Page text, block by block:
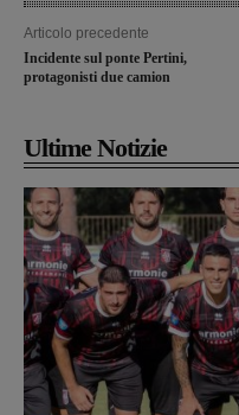
Articolo precedente
Incidente sul ponte Pertini,
protagonisti due camion
Ultime Notizie